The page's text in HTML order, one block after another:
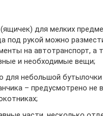
для мелких
под рукой можно
на автотранспорт, а
и необходимые вещи;
для небольшой бутылочки
– предусмотрено не